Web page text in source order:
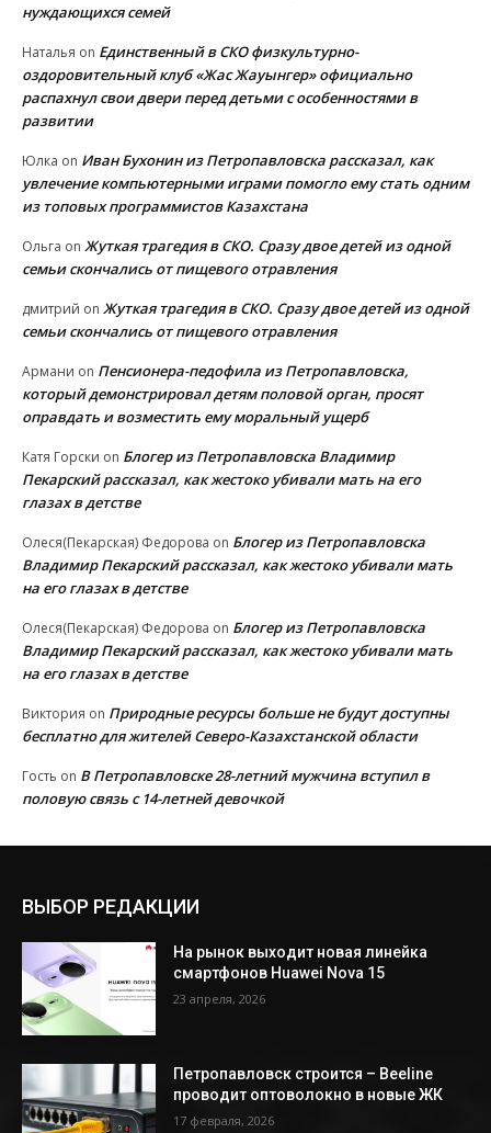
нуждающихся семей
Наталья on Единственный в СКО физкультурно-
оздоровительный клуб «Жас Жауынгер» официально
распахнул свои двери перед детьми с особенностями в
развитии
Юлка on Иван Бухонин из Петропавловска рассказал, как
увлечение компьютерными играми помогло ему стать одним
из топовых программистов Казахстана
Ольга on Жуткая трагедия в СКО. Сразу двое детей из одной
семьи скончались от пищевого отравления
дмитрий on Жуткая трагедия в СКО. Сразу двое детей из одной
семьи скончались от пищевого отравления
Армани on Пенсионера-педофила из Петропавловска,
который демонстрировал детям половой орган, просят
оправдать и возместить ему моральный ущерб
Катя Горски on Блогер из Петропавловска Владимир
Пекарский рассказал, как жестоко убивали мать на его
глазах в детстве
Олеся(Пекарская) Федорова on Блогер из Петропавловска
Владимир Пекарский рассказал, как жестоко убивали мать
на его глазах в детстве
Олеся(Пекарская) Федорова on Блогер из Петропавловска
Владимир Пекарский рассказал, как жестоко убивали мать
на его глазах в детстве
Виктория on Природные ресурсы больше не будут доступны
бесплатно для жителей Северо-Казахстанской области
Гость on В Петропавловске 28-летний мужчина вступил в
половую связь с 14-летней девочкой
ВЫБОР РЕДАКЦИИ
На рынок выходит новая линейка
смартфонов Huawei Nova 15
23 апреля, 2026
Петропавловск строится – Beeline
проводит оптоволокно в новые ЖК
17 февраля, 2026